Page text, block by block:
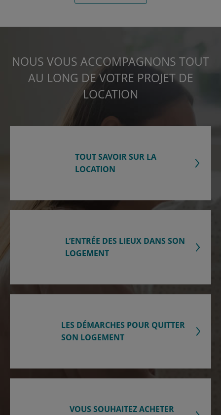
NOUS VOUS ACCOMPAGNONS TOUT
AU LONG DE VOTRE PROJET DE
LOCATION
TOUT SAVOIR SUR LA
LOCATION
L’ENTRÉE DES LIEUX DANS SON
LOGEMENT
LES DÉMARCHES POUR QUITTER
SON LOGEMENT
VOUS SOUHAITEZ ACHETER